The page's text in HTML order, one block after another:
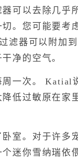
器可以去除几乎
。您可能要考
滤器可以附加
净的空气。
一次。 Katial
低过敏原在家
。对于许多
迷你雪纳瑞依